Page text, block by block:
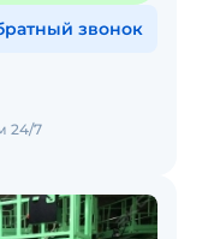
звонок
24/7